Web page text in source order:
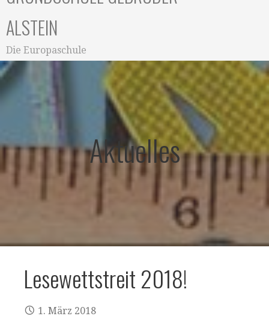
ALSTEIN
Die Europaschule
Aktuelles
Lesewettstreit 2018!
1. März 2018